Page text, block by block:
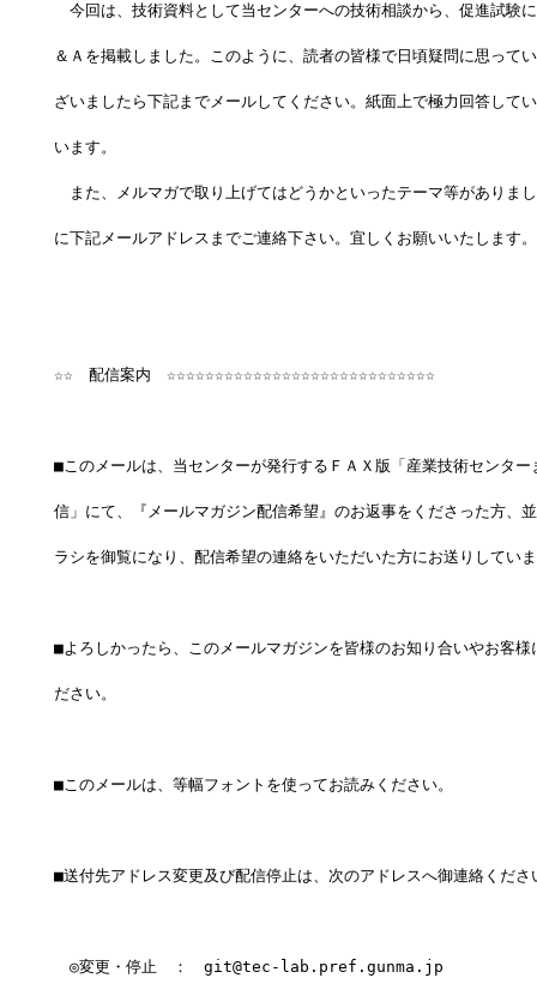
今回は、技術資料として当センターへの技術相談から、促進試験
＆Ａを掲載しました。このように、読者の皆様で日頃疑問に思って
ざいましたら下記までメールしてください。紙面上で極力回答して
います。
また、メルマガで取り上げてはどうかといったテーマ等がありま
に下記メールアドレスまでご連絡下さい。宜しくお願いいたします。
☆☆　配信案内　☆☆☆☆☆☆☆☆☆☆☆☆☆☆☆☆☆☆☆☆☆☆☆☆☆☆☆☆
■このメールは、当センターが発行するＦＡＸ版「産業技術センター
信」にて、『メールマガジン配信希望』のお返事をくださった方、
ラシを御覧になり、配信希望の連絡をいただいた方にお送りしてい
■よろしかったら、このメールマガジンを皆様のお知り合いやお客様
ださい。
■このメールは、等幅フォントを使ってお読みください。
■送付先アドレス変更及び配信停止は、次のアドレスへ御連絡くださ
◎変更・停止　：　git@tec-lab.pref.gunma.jp